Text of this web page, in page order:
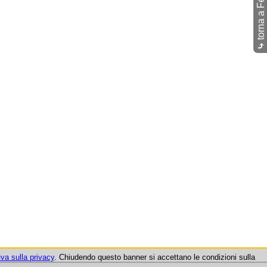
⤷
sulla privacy. Chiudendo questo banner si accettano le condizioni sulla